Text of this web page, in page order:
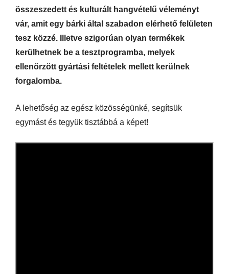
összeszedett és kulturált hangvételű véleményt
vár, amit egy bárki által szabadon elérhető felületen
tesz közzé. Illetve szigorúan olyan termékek
kerülhetnek be a tesztprogramba, melyek
ellenőrzött gyártási feltételek mellett kerülnek
forgalomba.
A lehetőség az egész közösségünké, segítsük
egymást és tegyük tisztábbá a képet!